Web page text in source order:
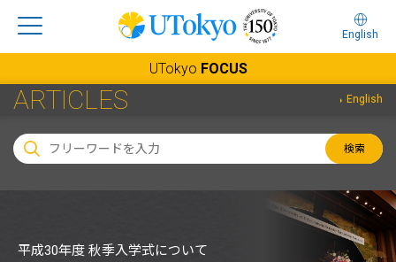
English
UTokyo FOCUS
ARTICLES English
検索
平成30年度 秋季入学式について